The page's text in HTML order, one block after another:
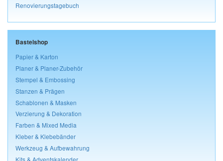
Renovierungstagebuch
Bastelshop
Papier & Karton
Planer & Planer-Zubehör
Stempel & Embossing
Stanzen & Prägen
Schablonen & Masken
Verzierung & Dekoration
Farben & Mixed Media
Kleber & Klebebänder
Werkzeug & Aufbewahrung